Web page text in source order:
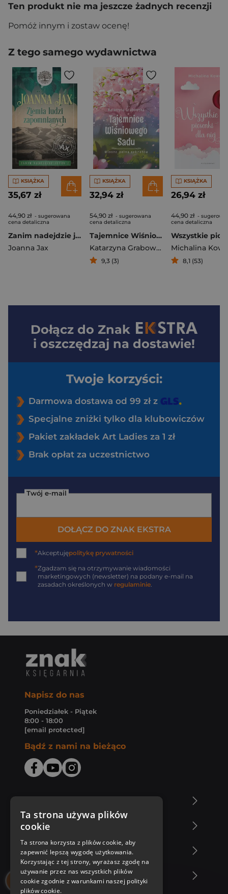
Ten produkt nie ma jeszcze żadnych recenzji
Pomóż innym i zostaw ocenę!
Z tego samego wydawnictwa
KSIĄŻKA
35,67 zł
44,90 zł - sugerowana
cena detaliczna
Zanim nadejdzie jutro Tom 2 Ziemia ludzi zapomnianych
Joanna Jax
KSIĄŻKA
32,94 zł
54,90 zł - sugerowana
cena detaliczna
Tajemnice Wiśniowego Sadu - Wiosna pełna sekretów
Katarzyna Grabowska
9,3 (3)
KSIĄŻKA
26,94 zł
44,90 zł -
cena detaliczna
Michalina
8,1 (53)
Dołącz do Znak
i oszczędzaj na dostawie!
Twoje korzyści:
Darmowa dostawa od 99 zł z
Specjalne zniżki tylko dla klubowiczów
Pakiet zakładek Art Ladies za 1 zł
Brak opłat za uczestnictwo
Twój e-mail
DOŁĄCZ DO ZNAK EKSTRA
*Akceptujępolitykę prywatności
*Zgadzam się na otrzymywanie wiadomości
marketingowych (newsletter) na podany e-mail na
zasadach określonych w regulaminie
Napisz do nas
Poniedziałek - Piątek
8:00 - 18:00
[email protected]
Bądź z nami na bieżąco
Zakupy u nas
Nasza oferta
Nasi autorzy
Ta strona używa plików
cookie
Ta strona korzysta z plików cookie, aby
zapewnić lepszą wygodę użytkowania.
Korzystając z tej strony, wyrażasz zgodę na
używanie przez nas wszystkich plików
cookie zgodnie z warunkami naszej polityki
plików cookie.